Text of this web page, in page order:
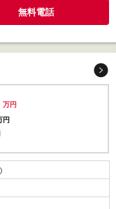
無料電話
万円
円